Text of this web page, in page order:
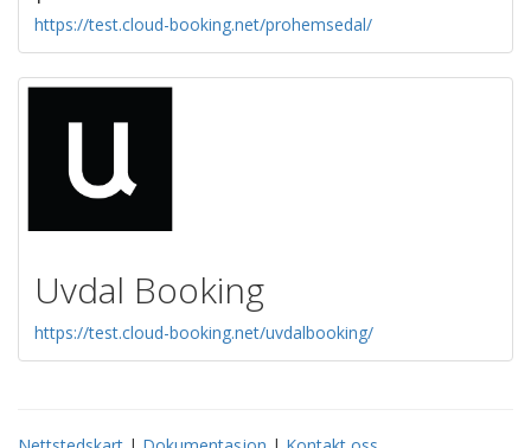
https://test.cloud-booking.net/prohemsedal/
Uvdal Booking
https://test.cloud-booking.net/uvdalbooking/